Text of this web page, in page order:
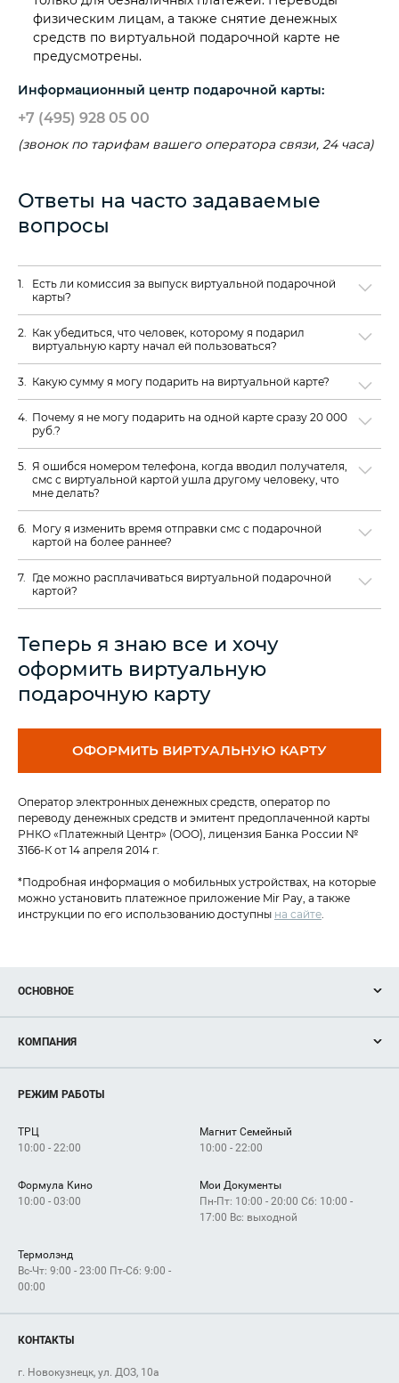
физическим лицам, а также снятие денежных
средств по виртуальной подарочной карте не
предусмотрены.
Информационный центр подарочной карты:
+7 (495) 928 05 00
(звонок по тарифам вашего оператора связи, 24 часа)
Ответы на часто задаваемые
вопросы
Есть ли комиссия за выпуск виртуальной подарочной
карты?
Как убедиться, что человек, которому я подарил
виртуальную карту начал ей пользоваться?
Какую сумму я могу подарить на виртуальной карте?
Почему я не могу подарить на одной карте сразу 20 000
руб.?
Я ошибся номером телефона, когда вводил получателя,
смс с виртуальной картой ушла другому человеку, что
мне делать?
Могу я изменить время отправки смс с подарочной
картой на более раннее?
Где можно расплачиваться виртуальной подарочной
картой?
Теперь я знаю все и хочу
оформить виртуальную
подарочную карту
ОФОРМИТЬ ВИРТУАЛЬНУЮ КАРТУ
Оператор электронных денежных средств, оператор по
переводу денежных средств и эмитент предоплаченной карты
РНКО «Платежный Центр» (ООО), лицензия Банка России №
3166-К от 14 апреля 2014 г.
*Подробная информация о мобильных устройствах, на которые
можно установить платежное приложение Mir Pay, а также
инструкции по его использованию доступны на сайте
ОСНОВНОЕ
Новости
Магазины
Услуги
КОМПАНИЯ
Рекламодателям
Как добраться
РЕЖИМ РАБОТЫ
ТРЦ
10:00 - 22:00
Магнит Семейный
10:00 - 22:00
Формула Кино
10:00 - 03:00
Мои Документы
Пн-Пт: 10:00 - 20:00 Сб: 10:00 -
17:00 Вс: выходной
Термолэнд
Вс-Чт: 9:00 - 23:00 Пт-Сб: 9:00 -
00:00
КОНТАКТЫ
г. Новокузнецк, ул. ДОЗ, 10а